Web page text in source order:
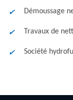
Démoussage
Travaux de
Société